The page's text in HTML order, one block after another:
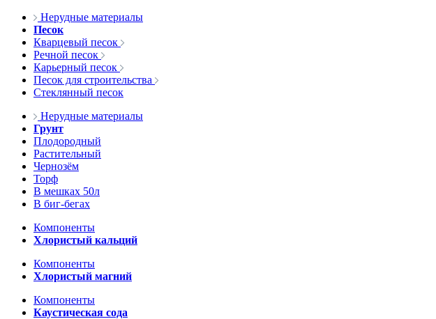
Нерудные материалы
Песок
Кварцевый песок
Речной песок
Карьерный песок
Песок для строительства
Стеклянный песок
Нерудные материалы
Грунт
Плодородный
Растительный
Чернозём
Торф
В мешках 50л
В биг-бегах
Компоненты
Хлористый кальций
Компоненты
Хлористый магний
Компоненты
Каустическая сода